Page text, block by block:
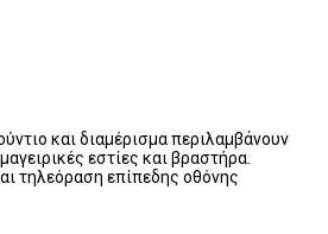
και διαμέρισμα περιλαμβάνουν
εστίες και βραστήρα.
τηλεόραση επίπεδης οθόνης